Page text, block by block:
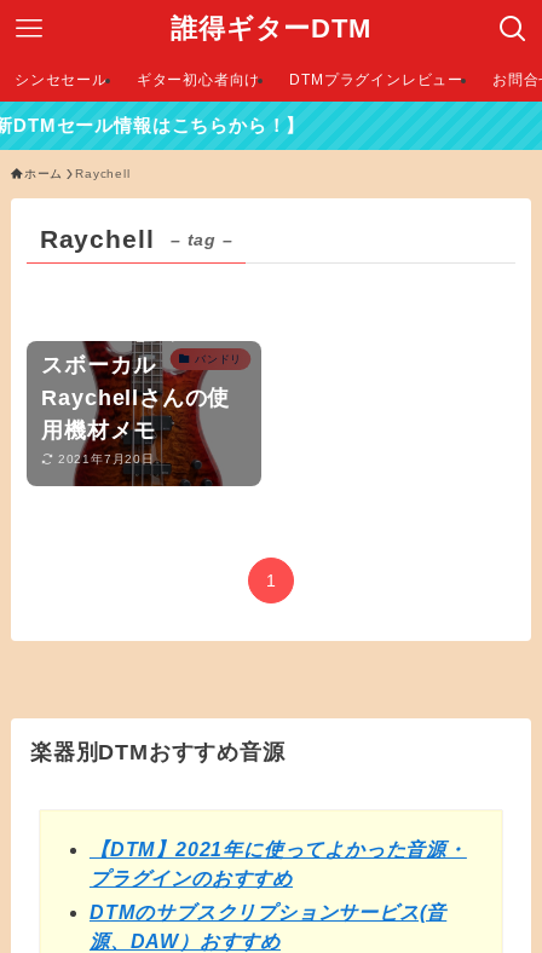
誰得ギターDTM
シンセセール ギター初心者向け DTMプラグインレビュー お問
セール情報はこちらから！】
ホーム Raychell
Raychell – tag –
バンドリ
バンドリ！
スボーカル
Raychellさんの使
用機材メモ
2021年7月20日
1
楽器別DTMおすすめ音源
【DTM】2021年に使ってよかった音源・
プラグインのおすすめ
DTMのサブスクリプションサービス(音
源、DAW）おすすめ